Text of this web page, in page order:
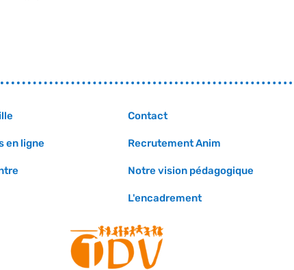
en ligne
Contact
Recrutement Anim
Notre vision pédagogique
L'encadrement